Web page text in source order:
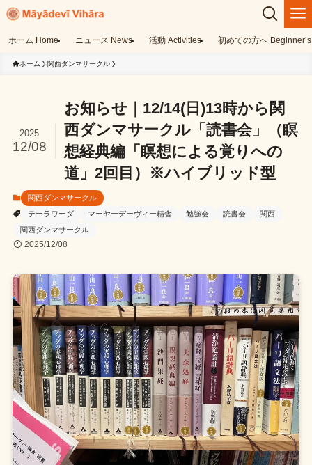
ホーム Home ニュース News 活動 Activities 初めての方へ
ホーム 関西ダンマサークル
お知らせ｜12/14(日)13時から関
西ダンマサークル「読書会」（瞑
想経典編「瞑想による覚りへの
道」2回目）※ハイブリッド型
2025
12/08
関西ダンマサークル
テーラワーダ
マーヤーデーヴィー精舎 勉強会 読書会
関西
関西ダンマサークル
2025/12/08